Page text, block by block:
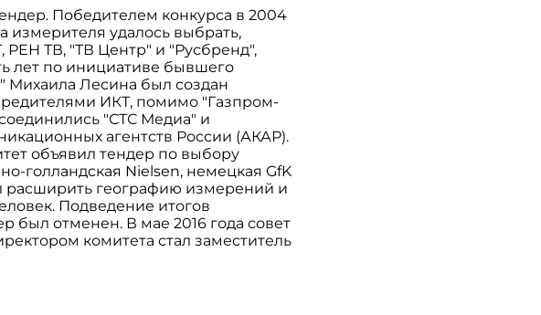
Победителем конкурса в 2004
измерителя удалось выбрать,
РEН ТВ, "ТВ Центр" и "Русбренд",
лет по инициативе бывшего
Михаила Лесина был создан
ИКТ, помимо "Газпром-
"СТС Медиа" и
агентств России (АКАР).
объявил тендер по выбору
голландская Nielsen, немецкая GfK
расширить географию измерений и
Подведение итогов
был отменен. В мае 2016 года совет
комитета стал заместитель